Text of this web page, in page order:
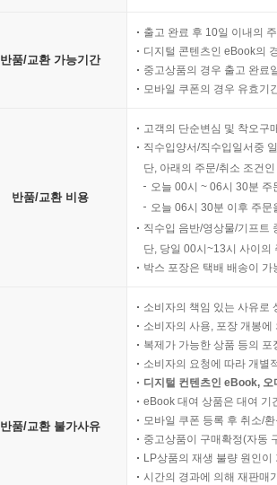
반품/교환 가능기간
출고 완료 후 10일 이내의
디지털 콘텐츠인 eBook의
중고상품의 경우 출고 완료
모바일 쿠폰의 경우 유효기
반품/교환 비용
고객의 단순변심 및 착오구
직수입양서/직수입일서중
단, 아래의 주문/취소 조건
오늘 00시 ~ 06시 30분
오늘 06시 30분 이후 주
직수입 음반/영상물/기프트
단, 당일 00시~13시 사이의
박스 포장은 택배 배송이
반품/교환 불가사유
소비자의 책임 있는 사유로
소비자의 사용, 포장 개봉
복제가 가능한 상품 등의
소비자의 요청에 따라 개별
디지털 컨텐츠인 eBook,
eBook 대여 상품은 대여 기
모바일 쿠폰 등록 후 취소/
중고상품이 구매확정(자동
LP상품의 재생 불량 원인
시간의 경과에 의해 재판매